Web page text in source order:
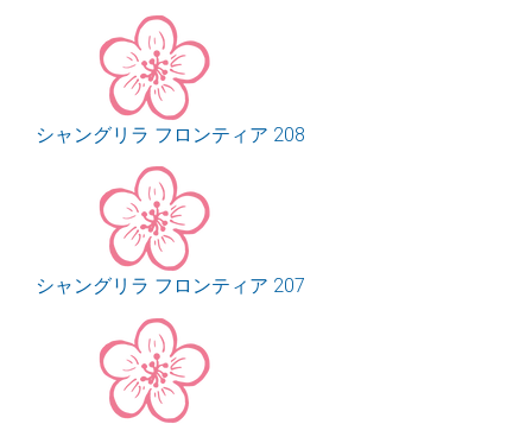
シャングリラ フロンティア 208
シャングリラ フロンティア 207